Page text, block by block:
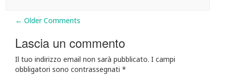
Comment
navigation
← Older Comments
Lascia un commento
Il tuo indirizzo email non sarà pubblicato. I campi
obbligatori sono contrassegnati *